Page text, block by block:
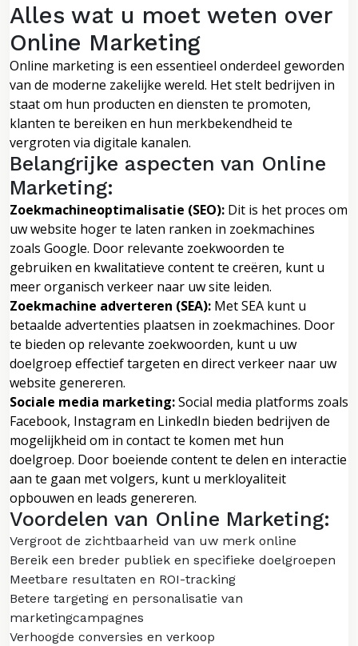
Alles wat u moet weten over
Online Marketing
Online marketing is een essentieel onderdeel geworden
van de moderne zakelijke wereld. Het stelt bedrijven in
staat om hun producten en diensten te promoten,
klanten te bereiken en hun merkbekendheid te
vergroten via digitale kanalen.
Belangrijke aspecten van Online
Marketing:
Zoekmachineoptimalisatie (SEO): Dit is het proces om
uw website hoger te laten ranken in zoekmachines
zoals Google. Door relevante zoekwoorden te
gebruiken en kwalitatieve content te creëren, kunt u
meer organisch verkeer naar uw site leiden.
Zoekmachine adverteren (SEA): Met SEA kunt u
betaalde advertenties plaatsen in zoekmachines. Door
te bieden op relevante zoekwoorden, kunt u uw
doelgroep effectief targeten en direct verkeer naar uw
website genereren.
Sociale media marketing:Social media platforms zoals
Facebook, Instagram en LinkedIn bieden bedrijven de
mogelijkheid om in contact te komen met hun
doelgroep. Door boeiende content te delen en interactie
aan te gaan met volgers, kunt u merkloyaliteit
opbouwen en leads genereren.
Voordelen van Online Marketing:
Vergroot de zichtbaarheid van uw merk online
Bereik een breder publiek en specifieke doelgroepen
Meetbare resultaten en ROI-tracking
Betere targeting en personalisatie van
marketingcampagnes
Verhoogde conversies en verkoop